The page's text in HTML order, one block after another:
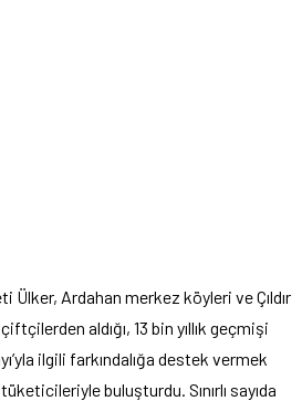
Ülker, Ardahan merkez köyleri ve Çıldır
aldığı, 13 bin yıllık geçmişi
ilgili farkındalığa destek vermek
buluşturdu. Sınırlı sayıda